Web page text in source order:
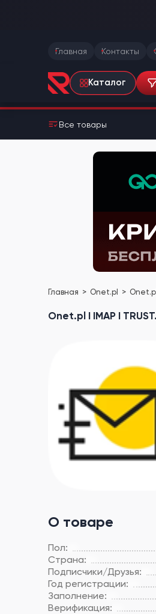
Главная Контакты
Каталог
Все товары
Главная Onet.pl
Onet.pl I IMAP I TRUST.
О товаре
Пол:
Страна:
Подписчики/Друзья:
Год регистрации:
Заполнение:
Верификация: